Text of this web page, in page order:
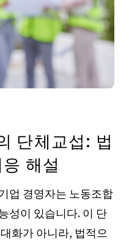
단체교섭: 법
해설
업 경영자는 노동조합
성이 있습니다. 이 단
화가 아니라, 법적으